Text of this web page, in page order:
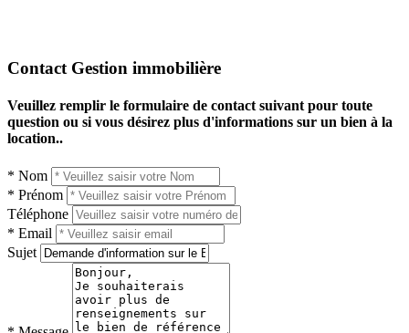
Contact Gestion immobilière
Veuillez remplir le formulaire de contact suivant pour toute
question ou si vous désirez plus d'informations sur un bien à la
location..
* Nom
* Prénom
Téléphone
* Email
Sujet